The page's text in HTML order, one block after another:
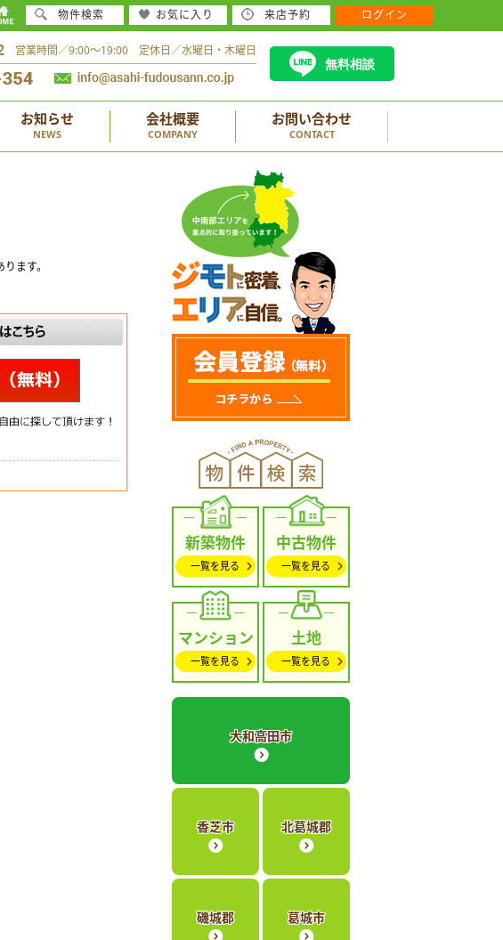
営業時間／9:00～19:00 定休日／水曜日・木曜日
無料相談
お知らせ
NEWS
会社概要
COMPANY
お問い合わせ
CONTACT
ます。
新築物件
一覧を見る
中古物件
一覧を見る
マンション
一覧を見る
土地
一覧を見る
大和高田市
香芝市 北葛城郡
磯城郡 葛城市
物件検索 お気に入り 来店予約 ログイン